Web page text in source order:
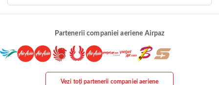
Partenerii companiei aeriene Airpaz
Vezi toți partenerii companiei aeriene